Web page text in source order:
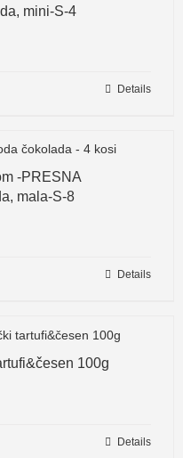
mini-S-4
Details
-PRESNA
mala-S-8
Details
100g
Details